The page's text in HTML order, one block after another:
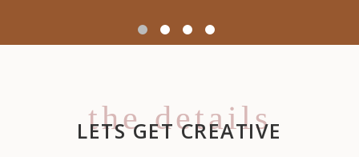
the details
LETS GET CREATIVE